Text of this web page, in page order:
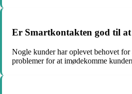
Er Smartkontakten god til
Nogle kunder har oplevet behovet
problemer for at imødekomme